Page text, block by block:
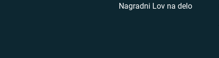
Nagradni Lov na delo